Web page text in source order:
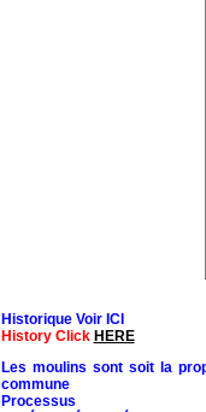
Historique Voir ICI
History Click HERE
Les moulins sont soit la
commune
Processus